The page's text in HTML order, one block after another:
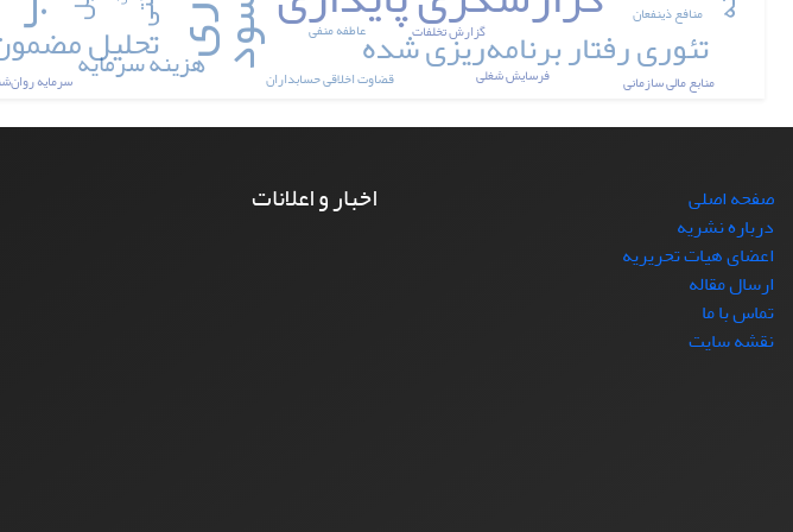
تئوری رفتار برنامه‌ریزی شده
تحلیل
هزینه سرمایه قضاوت اخلاقی حسابداران فرسایش شغلی
منافع ذینفعان
منابع مالی سازمانی سرمایه
عاطفه منفی
گزارش تخلفات
صفحه اصلی
درباره نشریه
اعضای هیات تحریریه
ارسال مقاله
تماس با ما
نقشه سایت
اخبار و اعلانات